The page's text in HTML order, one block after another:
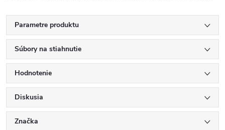
Parametre produktu
Súbory na stiahnutie
Hodnotenie
Diskusia
Značka